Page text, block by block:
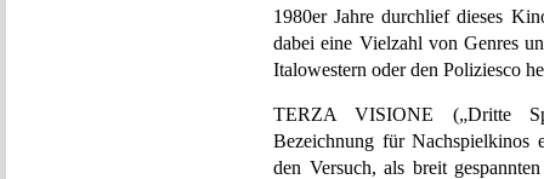
1980er Jahre durchlief dieses
dabei eine Vielzahl von Genres
Italowestern oder den Poliziesco
TERZA VISIONE („Dritte
Bezeichnung für Nachspielkinos
den Versuch, als breit